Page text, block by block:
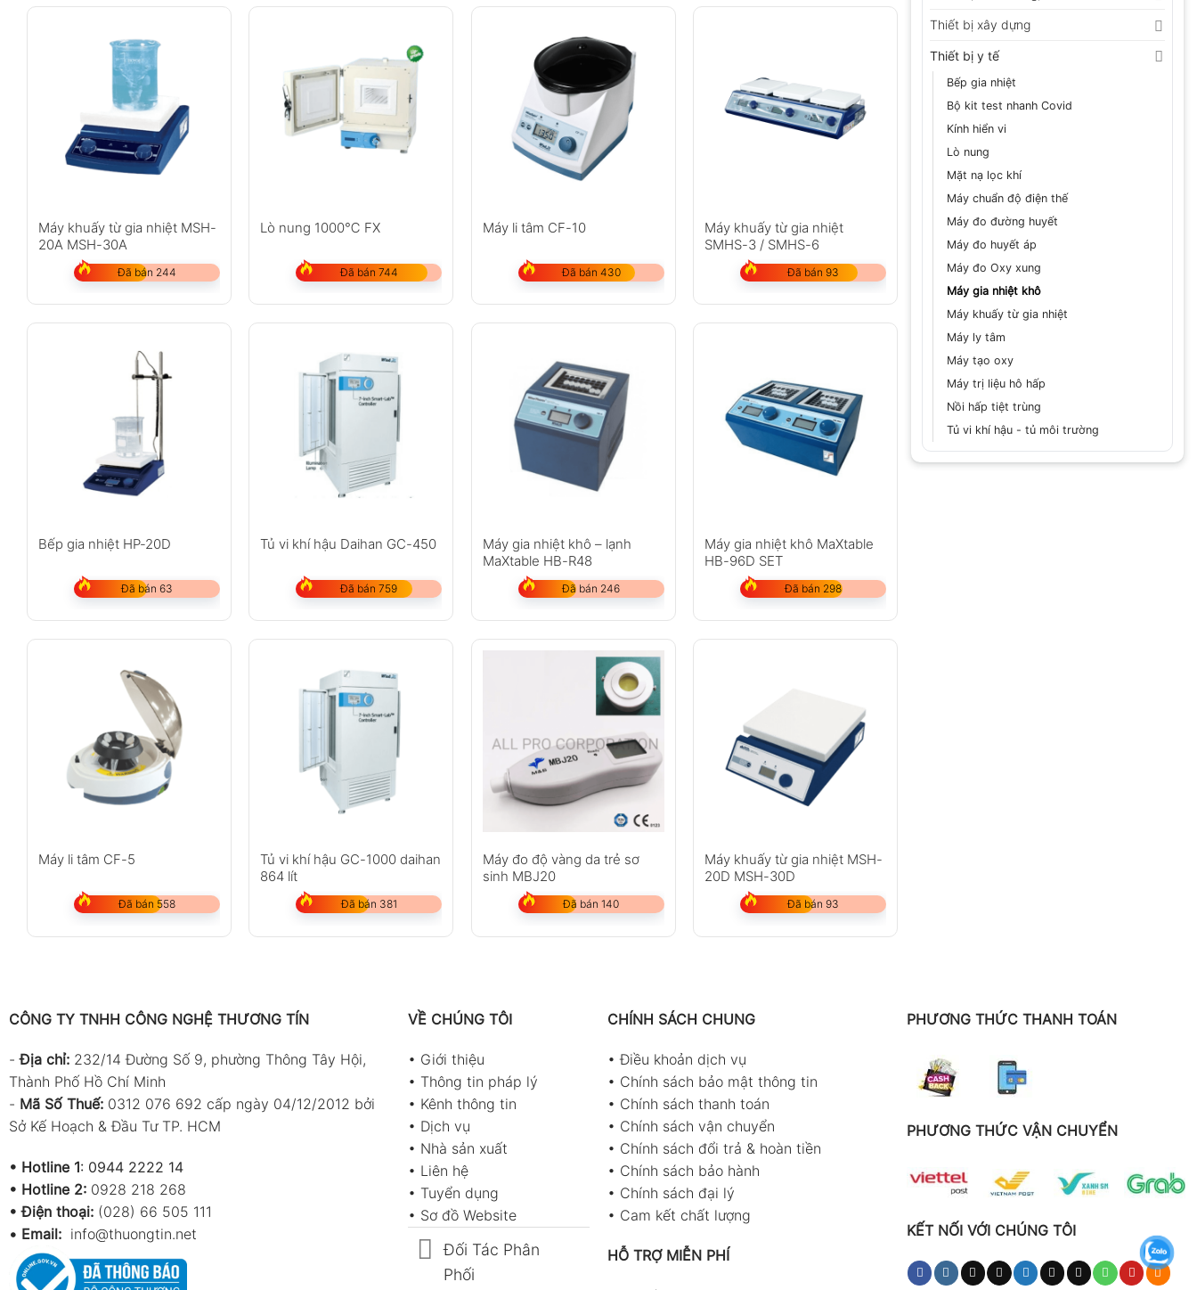
Thiết bị xây dựng
Thiết bị y tế
Bếp gia nhiệt
Bộ kit test nhanh Covid
Kính hiển vi
Lò nung
Mặt nạ lọc khí
Máy chuẩn độ điện thế
Máy đo đường huyết
Máy đo huyết áp
Máy đo Oxy xung
Máy gia nhiệt khô
Máy khuấy từ gia nhiệt
Máy ly tâm
Máy tạo oxy
Máy trị liệu hô hấp
Nồi hấp tiệt trùng
Tủ vi khí hậu - tủ môi trường
Máy khuấy từ gia nhiệt MSH-
20A MSH-30A
Đã bán 244
Lò nung 1000℃ FX
Đã bán 744
Máy li tâm CF-10
Đã bán 430
Máy khuấy từ gia nhiệt
SMHS-3 / SMHS-6
Đã bán 93
Bếp gia nhiệt HP-20D
Đã bán 63
Tủ vi khí hậu Daihan GC-450
Đã bán 759
Máy gia nhiệt khô – lạnh
MaXtable HB-R48
Đã bán 246
Máy gia nhiệt khô MaXtable
HB-96D SET
Đã bán 298
Máy li tâm CF-5
Đã bán 558
Tủ vi khí hậu GC-1000 daihan
864 lít
Đã bán 381
Máy đo độ vàng da trẻ sơ
sinh MBJ20
Đã bán 140
Máy khuấy từ gia nhiệt MSH-
20D MSH-30D
Đã bán 93
CÔNG TY TNHH CÔNG NGHỆ THƯƠNG TÍN
-Địa chỉ: 232/14 Đường Số 9, phường Thông Tây Hội,
Thành Phố Hồ Chí Minh
- Mã Số Thuế: 0312 076 692 cấp ngày 04/12/2012 bởi
Sở Kế Hoạch & Đầu Tư TP. HCM
• Hotline 1: 0944 2222 14
• Hotline 2: 0928 218 268
• Điện thoại: (028) 66 505 111
• Email: info@thuongtin.net
VỀ CHÚNG TÔI
• Giới thiệu
• Thông tin pháp lý
• Kênh thông tin
• Dịch vụ
• Nhà sản xuất
• Liên hệ
• Tuyển dụng
• Sơ đồ Website
Đối Tác Phân
Phối
CHÍNH SÁCH CHUNG
•Điều khoản dịch vụ
• Chính sách bảo mật thông tin
• Chính sách thanh toán
• Chính sách vận chuyển
• Chính sách đổi trả & hoàn tiền
• Chính sách bảo hành
• Chính sách đại lý
• Cam kết chất lượng
HỖ TRỢ MIỄN PHÍ
PHƯƠNG THỨC THANH TOÁN
PHƯƠNG THỨC VẬN CHUYỂN
KẾT NỐI VỚI CHÚNG TÔI